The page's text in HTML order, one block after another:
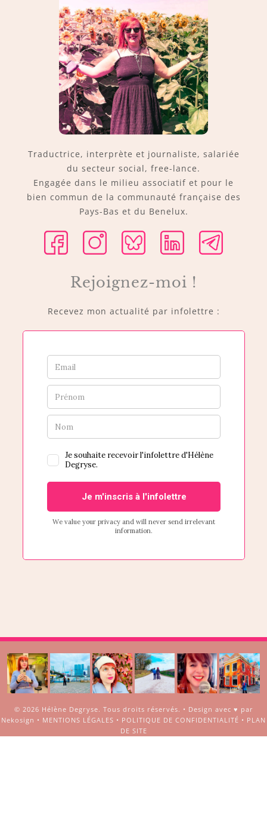
Traductrice, interprète et journaliste, salariée
du secteur social, free-lance.
Engagée dans le milieu associatif et pour le
bien commun de la communauté française des
Pays-Bas et du Benelux.
Rejoignez-moi !
Recevez mon actualité par infolettre :
© 2026 Hélène Degryse. Tous droits réservés. • Design avec ♥ par
Nekosign • MENTIONS LÉGALES • POLITIQUE DE CONFIDENTIALITÉ • PLAN
DE SITE